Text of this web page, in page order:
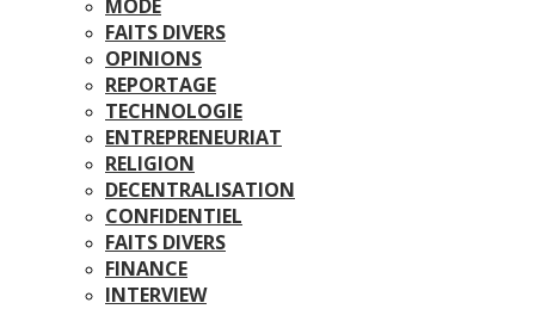
MODE
FAITS DIVERS
OPINIONS
REPORTAGE
TECHNOLOGIE
ENTREPRENEURIAT
RELIGION
DECENTRALISATION
CONFIDENTIEL
FAITS DIVERS
FINANCE
INTERVIEW